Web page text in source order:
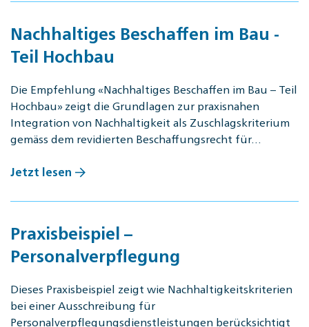
Nachhaltiges Beschaffen im Bau -
Teil Hochbau
Die Empfehlung «Nachhaltiges Beschaffen im Bau – Teil
Hochbau» zeigt die Grundlagen zur praxisnahen
Integration von Nachhaltigkeit als Zuschlagskriterium
gemäss dem revidierten Beschaffungsrecht für…
Jetzt lesen
Praxisbeispiel –
Personalverpflegung
Dieses Praxisbeispiel zeigt wie Nachhaltigkeitskriterien
bei einer Ausschreibung für
Personalverpflegungsdienstleistungen berücksichtigt